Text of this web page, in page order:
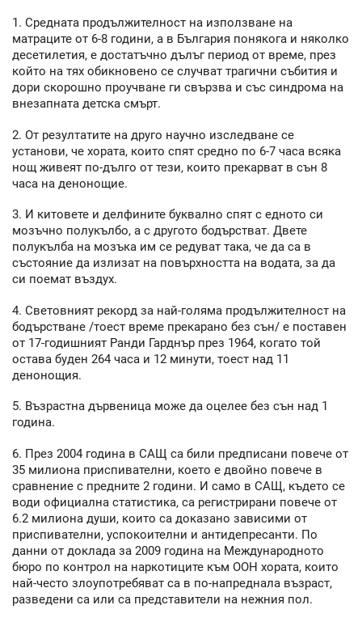
1. Средната продължителност на използване на
матраците от 6-8 години, а в България понякога и няколко
десетилетия, е достатъчно дълъг период от време, през
който на тях обикновено се случват трагични събития и
дори скорошно проучване ги свързва и със синдрома на
внезапната детска смърт.
2. От резултатите на друго научно изследване се
установи, че хората, които спят средно по 6-7 часа всяка
нощ живеят по-дълго от тези, които прекарват в сън 8
часа на денонощие.
3. И китовете и делфините буквално спят с едното си
мозъчно полукълбо, а с другото бодърстват. Двете
полукълба на мозъка им се редуват така, че да са в
състояние да излизат на повърхността на водата, за да
си поемат въздух.
4. Световният рекорд за най-голяма продължителност на
бодърстване /тоест време прекарано без сън/ е поставен
от 17-годишният Ранди Гарднър през 1964, когато той
остава буден 264 часа и 12 минути, тоест над 11
денонощия.
5. Възрастна дървеница може да оцелее без сън над 1
година.
6. През 2004 година в САЩ са били предписани повече от
35 милиона приспивателни, което е двойно повече в
сравнение с предните 2 години. И само в САЩ, където се
води официална статистика, са регистрирани повече от
6.2 милиона души, които са доказано зависими от
приспивателни, успокоителни и антидепресанти. По
данни от доклада за 2009 година на Международното
бюро по контрол на наркотиците към ООН хората, които
най-често злоупотребяват са в по-напреднала възраст,
разведени са или са представители на нежния пол.